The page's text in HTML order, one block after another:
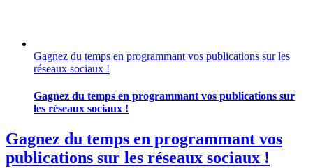
Gagnez du temps en programmant vos publications sur les
réseaux sociaux !
Gagnez du temps en programmant vos publications sur
les réseaux sociaux !
Gagnez du temps en programmant vos
publications sur les réseaux sociaux !